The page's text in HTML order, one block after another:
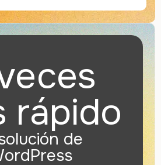
rápido
de